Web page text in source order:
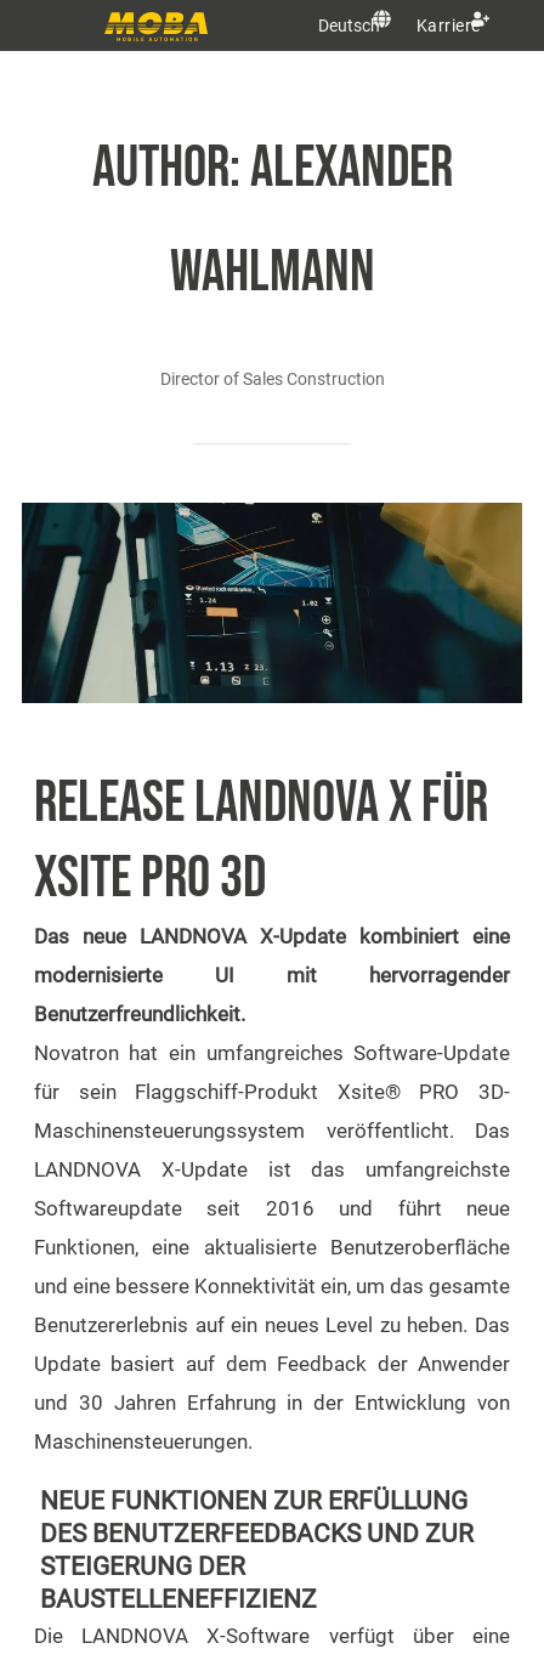
Deutsch Karriere
AUTHOR:Alexander
Wahlmann
Director of Sales Construction
RELEASE LANDNOVA X FÜR
XSITE PRO 3D
Das neue LANDNOVA X-Update kombiniert eine
modernisierte UI mit hervorragender
Benutzerfreundlichkeit.
Novatron hat ein umfangreiches Software-Update
für sein Flaggschiff-Produkt Xsite® PRO 3D-
Maschinensteuerungssystem veröffentlicht. Das
LANDNOVA X-Update ist das umfangreichste
Softwareupdate seit 2016 und führt neue
Funktionen, eine aktualisierte Benutzeroberfläche
und eine bessere Konnektivität ein, um das gesamte
Benutzererlebnis auf ein neues Level zu heben. Das
Update basiert auf dem Feedback der Anwender
und 30 Jahren Erfahrung in der Entwicklung von
Maschinensteuerungen.
NEUE FUNKTIONEN ZUR ERFÜLLUNG
DES BENUTZERFEEDBACKS UND ZUR
STEIGERUNG DER
BAUSTELLENEFFIZIENZ
Die LANDNOVA X-Software verfügt über eine